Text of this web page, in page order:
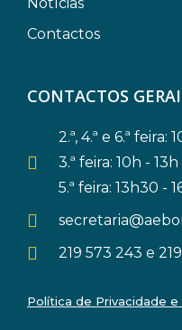
Notícias
Contactos
CONTACTOS
2.ª, 4.ª e 6.ª feira:
3.ª feira: 10h - 13h
5.ª feira: 13h30 -
219 573 243 e
Política de Privacidade